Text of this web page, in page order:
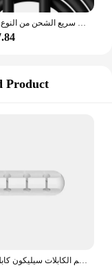
كابل USB سريع الشحن من النوع C ، شاحن ، دوران 180 درجة ، مرفق ، لعبة ، شاومي ، ريدمي ، شرف ، هاتف ، 7A ، 120 واط
Product
NNBILI كابل حامل كليب منظم الكابلات سيليكون كابل USB اللفاف إدارة كليب ذاتية اللصق لسماعة لوحة مفاتيح الماوس